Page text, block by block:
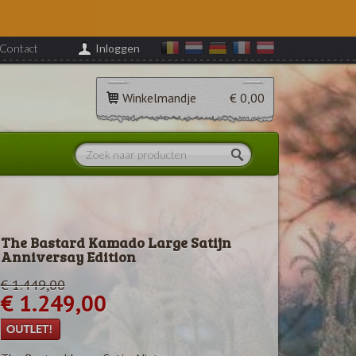
Contact Inloggen
Winkelmandje € 0,00
The Bastard Kamado Large Satijn
Anniversay Edition
€ 1.449,00
€ 1.249,00